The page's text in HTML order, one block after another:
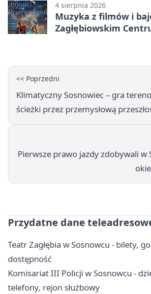
4 sierpnia 2026
Muzyka z filmów i
Zagłębiowskim
<< Poprzedni
Klimatyczny Sosnowiec – gra
ścieżki przez przemysłową
Pierwsze prawo jazdy zdobywali w
Przydatne dane
Teatr Zagłębia w Sosnowcu - bilety,
dostępność
Komisariat III Policji w Sosnowcu -
telefony, rejon służbowy